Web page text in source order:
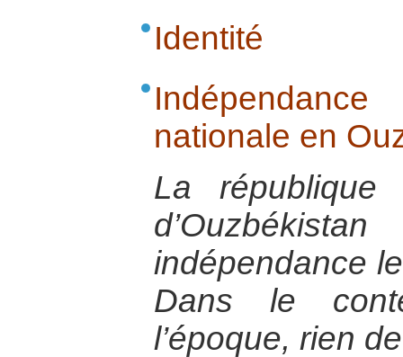
Identité
nationale en
La république
indépendance
Dans le
l’époque, rien